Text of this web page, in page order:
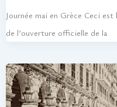
Journée mai en Grèce Ceci
de l’ouverture officielle de la